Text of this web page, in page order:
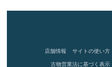
店舗情報 サイトの使い方
古物営業法に基づく表示